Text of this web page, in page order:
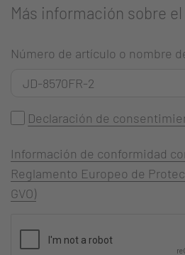
Más información sobre
Número de artículo o nombre
Declaración de
Información de conformidad
Reglamento Europeo de
GVO)